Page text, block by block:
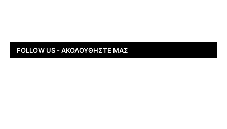
FOLLOW US - ΑΚΟΛΟΥΘΉΣΤΕ ΜΑΣ